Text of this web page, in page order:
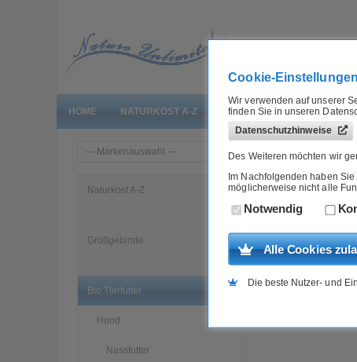
HOME NATURKOST A-Z GROSSGEBINDE BIO
Naturkost A-Z
Großgebinde
Bio Tierfutter
Hund
Nassfutter
Hund... Nassfutter
Cookie-Einstellungen
Wir verwenden auf unserer
finden Sie in unseren
Datenschutzhinweise
Des Weiteren möchten wir
Im Nachfolgenden haben
möglicherweise nicht alle
Notwendig
Alle Cookies
Die beste Nutzer- und